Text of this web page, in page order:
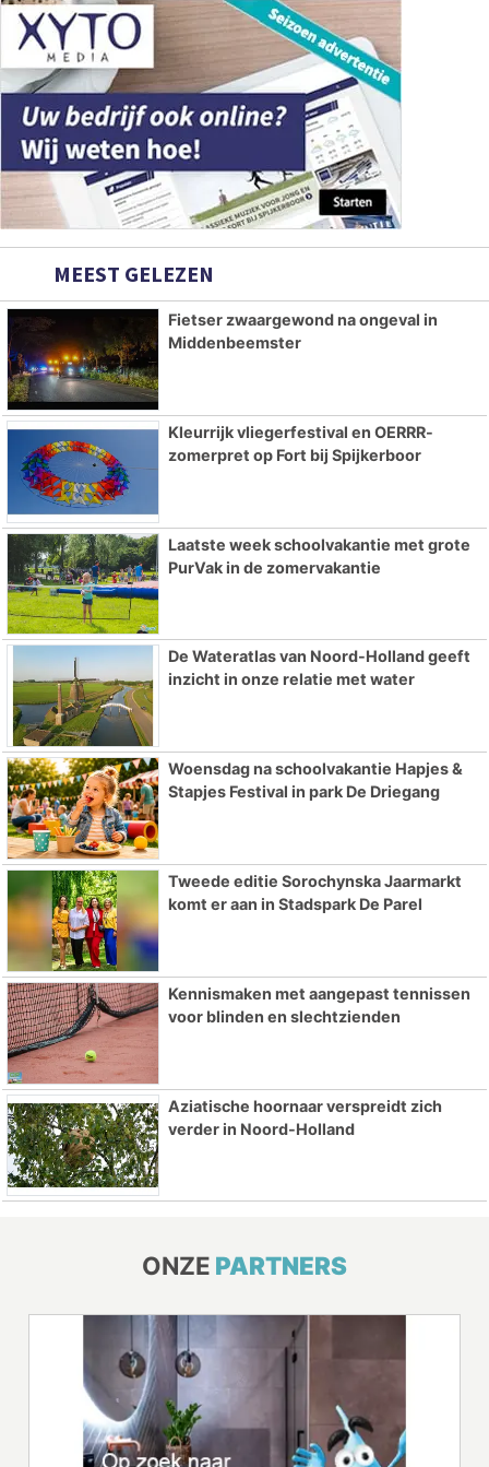
MEEST GELEZEN
Fietser zwaargewond na ongeval in
Middenbeemster
Kleurrijk vliegerfestival en OERRR-
zomerpret op Fort bij Spijkerboor
Laatste week schoolvakantie met grote
PurVak in de zomervakantie
De Wateratlas van Noord-Holland geeft
inzicht in onze relatie met water
Woensdag na schoolvakantie Hapjes &
Stapjes Festival in park De Driegang
Tweede editie Sorochynska Jaarmarkt
komt er aan in Stadspark De Parel
Kennismaken met aangepast tennissen
voor blinden en slechtzienden
Aziatische hoornaar verspreidt zich
verder in Noord-Holland
ONZE PARTNERS